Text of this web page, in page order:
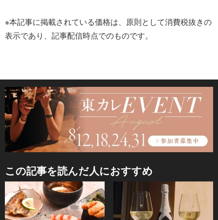
※本記事に掲載されている価格は、原則として消費税抜きの
表示であり、記事配信時点でのものです。
この記事を読んだ人におすすめ